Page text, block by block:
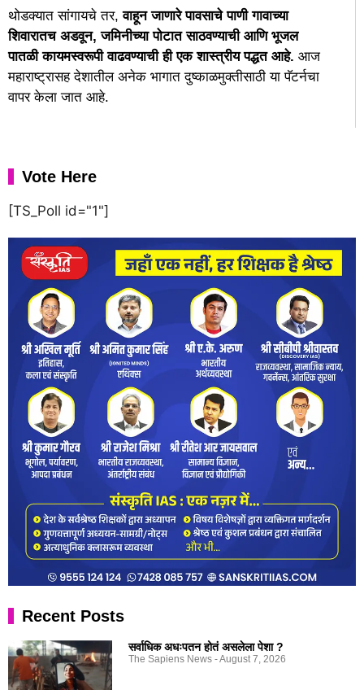
​थोडक्यात सांगायचे तर,वाहून जाणारे पावसाचे पाणी गावाच्या
शिवारातच अडवून, जमिनीच्या पोटात साठवण्याची आणि भूजल
पातळी कायमस्वरूपी वाढवण्याची ही एक शास्त्रीय पद्धत आहे. आज
महाराष्ट्रासह देशातील अनेक भागात दुष्काळमुक्तीसाठी या पॅटर्नचा
वापर केला जात आहे.
Vote Here
[TS_Poll id="1"]
Recent Posts
सर्वाधिक अधःपतन होतं असलेला पेशा ?
The Sapiens News August 7, 2026